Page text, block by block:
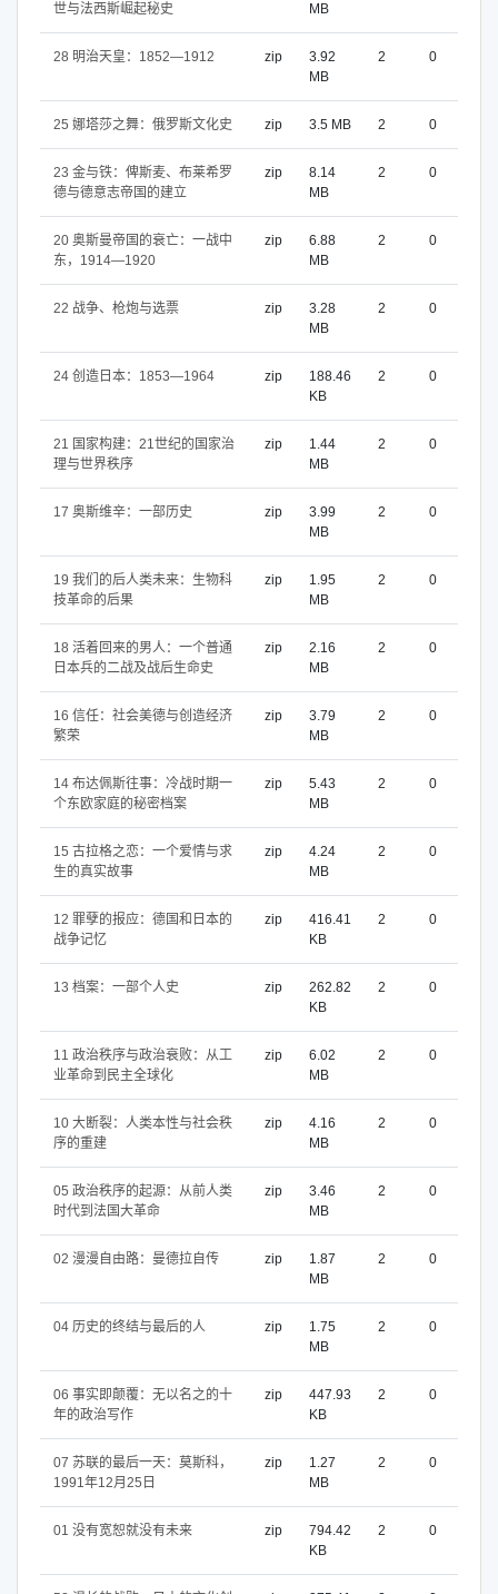
世与法西斯崛起秘史
MB
28 明治天皇：1852—1912 zip
3.92
MB
2 0
25 娜塔莎之舞：俄罗斯文化史 zip 3.5 MB 2 0
23 金与铁：俾斯麦、布莱希罗
德与德意志帝国的建立
zip
8.14
MB
2 0
20 奥斯曼帝国的衰亡：一战中
东，1914—1920
zip
6.88
MB
2 0
22 战争、枪炮与选票 zip
3.28
MB
2 0
24 创造日本：1853—1964 zip
188.46
KB
2 0
21 国家构建：21世纪的国家治
理与世界秩序
zip
1.44
MB
2 0
17 奥斯维辛：一部历史 zip
3.99
MB
2 0
19 我们的后人类未来：生物科
技革命的后果
zip
1.95
MB
2 0
18 活着回来的男人：一个普通
日本兵的二战及战后生命史
zip
2.16
MB
2 0
16 信任：社会美德与创造经济
繁荣
zip
3.79
MB
2 0
14 布达佩斯往事：冷战时期一
个东欧家庭的秘密档案
zip
5.43
MB
2 0
15 古拉格之恋：一个爱情与求
生的真实故事
zip
4.24
MB
2 0
12 罪孽的报应：德国和日本的
战争记忆
zip
416.41
KB
2 0
13 档案：一部个人史 zip
262.82
KB
2 0
11 政治秩序与政治衰败：从工
业革命到民主全球化
zip
6.02
MB
2 0
10 大断裂：人类本性与社会秩
序的重建
zip
4.16
MB
2 0
05 政治秩序的起源：从前人类
时代到法国大革命
zip
3.46
MB
2 0
02 漫漫自由路：曼德拉自传 zip
1.87
MB
2 0
04 历史的终结与最后的人 zip
1.75
MB
2 0
06 事实即颠覆：无以名之的十
年的政治写作
zip
447.93
KB
2 0
07 苏联的最后一天：莫斯科，
1991年12月25日
zip
1.27
MB
2 0
01 没有宽恕就没有未来 zip
794.42
KB
2 0